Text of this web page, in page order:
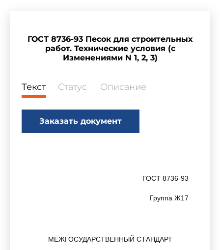
ГОСТ 8736-93 Песок для строительных
работ. Технические условия (с
Изменениями N 1, 2, 3)
Текст Статус Описание
Заказать документ
ГОСТ 8736-93
Группа Ж17
МЕЖГОСУДАРСТВЕННЫЙ СТАНДАРТ